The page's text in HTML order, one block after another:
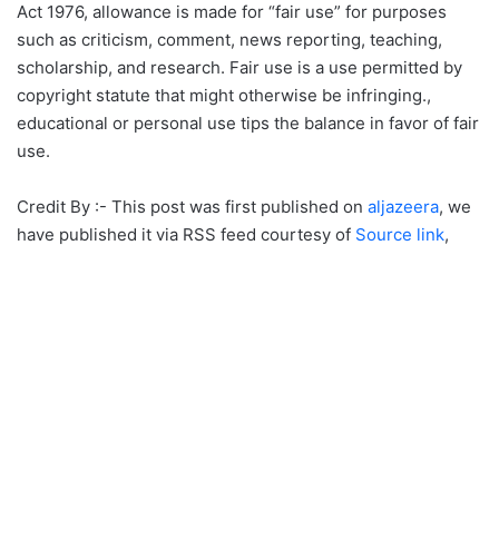
Act 1976, allowance is made for “fair use” for purposes
such as criticism, comment, news reporting, teaching,
scholarship, and research. Fair use is a use permitted by
copyright statute that might otherwise be infringing.,
educational or personal use tips the balance in favor of fair
use.
Credit By :- This post was first published on aljazeera, we
have published it via RSS feed courtesy of Source link,